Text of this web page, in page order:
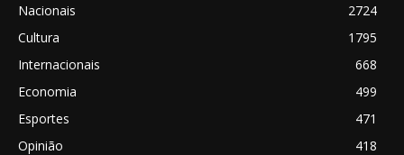
Nacionais
2724
Cultura
1795
Internacionais
668
Economia
499
Esportes
471
Opinião
418